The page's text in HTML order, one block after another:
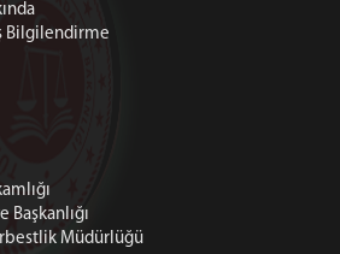
Bilgilendirme
Başkanlığı
Müdürlüğü